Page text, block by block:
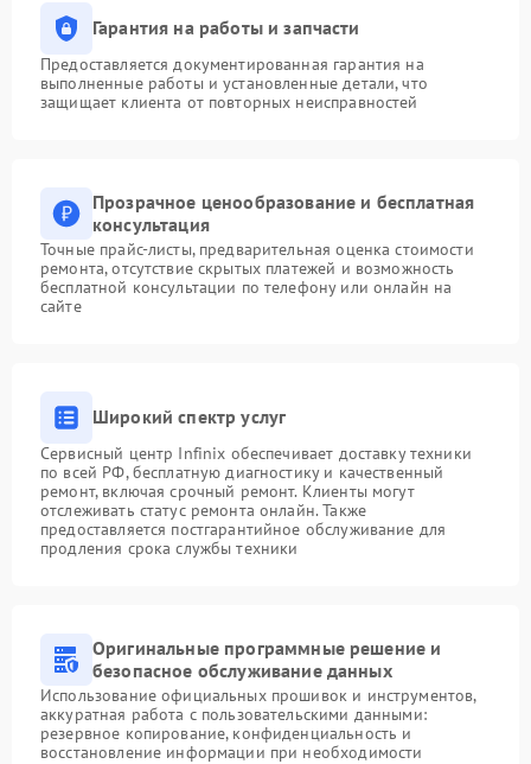
Гарантия на работы и запчасти
Предоставляется документированная гарантия на
выполненные работы и установленные детали, что
защищает клиента от повторных неисправностей
Прозрачное ценообразование и бесплатная
консультация
Точные прайс-листы, предварительная оценка стоимости
ремонта, отсутствие скрытых платежей и возможность
бесплатной консультации по телефону или онлайн на
сайте
Широкий спектр услуг
Сервисный центр Infinix обеспечивает доставку техники
по всей РФ, бесплатную диагностику и качественный
ремонт, включая срочный ремонт. Клиенты могут
отслеживать статус ремонта онлайн. Также
предоставляется постгарантийное обслуживание для
продления срока службы техники
Оригинальные программные решение и
безопасное обслуживание данных
Использование официальных прошивок и инструментов,
аккуратная работа с пользовательскими данными:
резервное копирование, конфиденциальность и
восстановление информации при необходимости